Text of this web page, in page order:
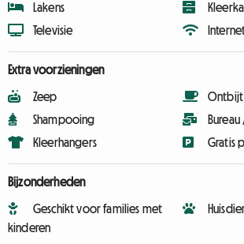
Lakens
Televisie
Extra voorzieningen
Zeep
Shampooing
Kleerhangers
Ontbijt
Bureau
Gratis
Bijzonderheden
Geschikt voor families met
kinderen